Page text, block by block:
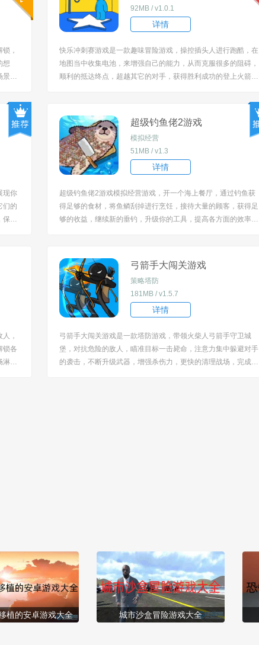
，
想
景当
92MB / v1.0.1
详情
快乐冲刺赛游戏是一款趣味冒险游戏，操控插头人进行跑酷，在
地图当中收集电池，来增强自己的能力，从而克服很多的阻碍，
顺利的抵达终点，超越其它的对手，获得胜利成功的登上火箭，
摧毁障碍核心机制展...
现你
们的
保持
超级钓鱼佬2游戏
模拟经营
51MB / v1.3
详情
超级钓鱼佬2游戏模拟经营游戏，开一个海上餐厅，通过钓鱼获
得足够的食材，将鱼鳞刮掉进行烹饪，接待大量的顾客，获得足
够的收益，继续新的垂钓，升级你的工具，提高各方面的效率，
到处理完整模拟餐...
，
锁各
淋漓
弓箭手大闯关游戏
策略塔防
181MB / v1.5.7
详情
弓箭手大闯关游戏是一款塔防游戏，带领火柴人弓箭手守卫城
堡，对抗危险的敌人，瞄准目标一击毙命，注意力集中躲避对手
的袭击，不断升级武器，增强杀伤力，更快的清理战场，完成最
植的安卓游戏大全 城市沙盒冒险游戏大全